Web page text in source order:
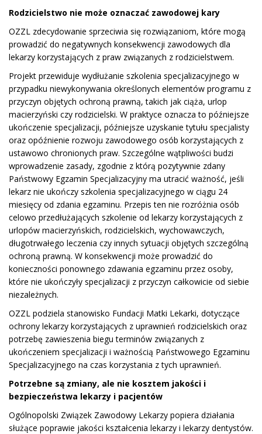
Rodzicielstwo nie może oznaczać zawodowej kary
OZZL zdecydowanie sprzeciwia się rozwiązaniom, które mogą
prowadzić do negatywnych konsekwencji zawodowych dla
lekarzy korzystających z praw związanych z rodzicielstwem.
Projekt przewiduje wydłużanie szkolenia specjalizacyjnego w
przypadku niewykonywania określonych elementów programu z
przyczyn objętych ochroną prawną, takich jak ciąża, urlop
macierzyński czy rodzicielski. W praktyce oznacza to późniejsze
ukończenie specjalizacji, późniejsze uzyskanie tytułu specjalisty
oraz opóźnienie rozwoju zawodowego osób korzystających z
ustawowo chronionych praw. Szczególne wątpliwości budzi
wprowadzenie zasady, zgodnie z którą pozytywnie zdany
Państwowy Egzamin Specjalizacyjny ma utracić ważność, jeśli
lekarz nie ukończy szkolenia specjalizacyjnego w ciągu 24
miesięcy od zdania egzaminu. Przepis ten nie rozróżnia osób
celowo przedłużających szkolenie od lekarzy korzystających z
urlopów macierzyńskich, rodzicielskich, wychowawczych,
długotrwałego leczenia czy innych sytuacji objętych szczególną
ochroną prawną. W konsekwencji może prowadzić do
konieczności ponownego zdawania egzaminu przez osoby,
które nie ukończyły specjalizacji z przyczyn całkowicie od siebie
niezależnych.
OZZL podziela stanowisko Fundacji Matki Lekarki, dotyczące
ochrony lekarzy korzystających z uprawnień rodzicielskich oraz
potrzebę zawieszenia biegu terminów związanych z
ukończeniem specjalizacji i ważnością Państwowego Egzaminu
Specjalizacyjnego na czas korzystania z tych uprawnień.
Potrzebne są zmiany, ale nie kosztem jakości i
bezpieczeństwa lekarzy i pacjentów
Ogólnopolski Związek Zawodowy Lekarzy popiera działania
służące poprawie jakości kształcenia lekarzy i lekarzy dentystów.